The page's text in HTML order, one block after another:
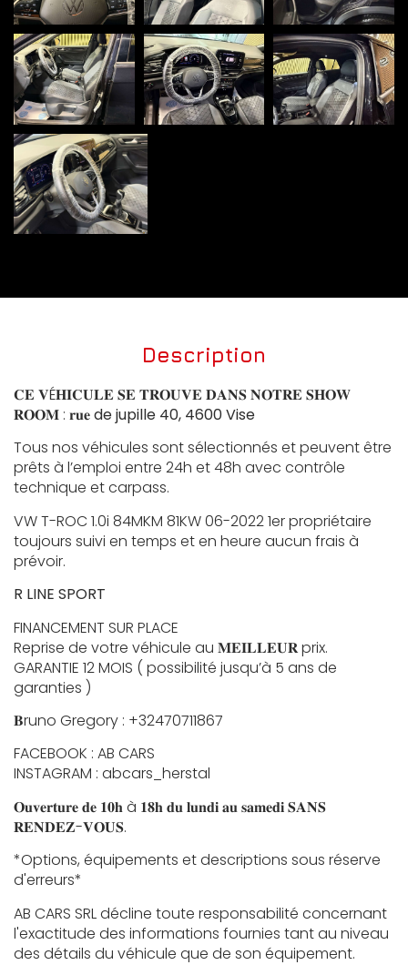
Description
𝐂𝐄 𝐕É𝐇𝐈𝐂𝐔𝐋𝐄 𝐒𝐄 𝐓𝐑𝐎𝐔𝐕𝐄 𝐃𝐀𝐍𝐒 𝐍𝐎𝐓𝐑𝐄 𝐒𝐇𝐎𝐖
𝐑𝐎𝐎𝐌 : 𝐫𝐮𝐞de jupille 40, 4600 Vise
Tous nos véhicules sont sélectionnés et peuvent être
prêts à l’emploi entre 24h et 48h avec contrôle
technique et carpass.
VW T-ROC 1.0i 84MKM 81KW 06-2022 1er propriétaire
toujours suivi en temps et en heure aucun frais à
prévoir.
R LINE SPORT
FINANCEMENT SUR PLACE
Reprise de votre véhicule au 𝐌𝐄𝐈𝐋𝐋𝐄𝐔𝐑 prix.
GARANTIE 12 MOIS ( possibilité jusqu’à 5 ans de
garanties )
𝐁runo Gregory : +32470711867
FACEBOOK : AB CARS
INSTAGRAM : abcars_herstal
𝐎𝐮𝐯𝐞𝐫𝐭𝐮𝐫𝐞 𝐝𝐞 𝟏𝟎𝐡 à 𝟏𝟖𝐡 𝐝𝐮 𝐥𝐮𝐧𝐝𝐢 𝐚𝐮 𝐬𝐚𝐦𝐞𝐝𝐢 𝐒𝐀𝐍𝐒
𝐑𝐄𝐍𝐃𝐄𝐙-𝐕𝐎𝐔𝐒.
*Options, équipements et descriptions sous réserve
d'erreurs*
AB CARS SRL décline toute responsabilité concernant
l'exactitude des informations fournies tant au niveau
des détails du véhicule que de son équipement.